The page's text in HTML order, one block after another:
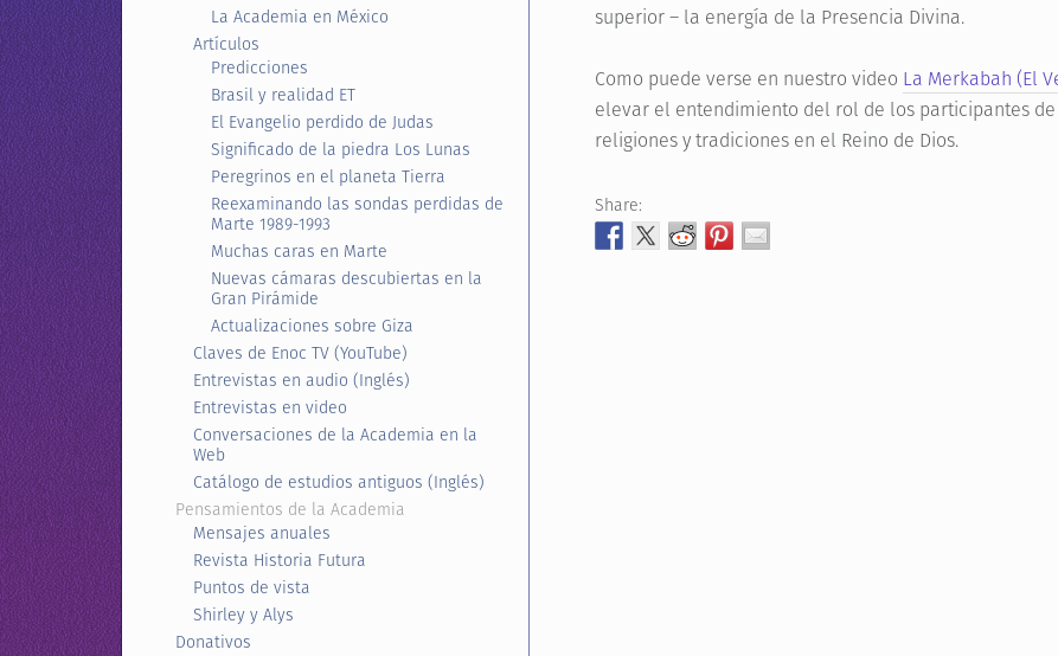
superior – la energía de la Presencia Divina.
Como puede verse en nuestro video La Merkabah (El
elevar el entendimiento del rol de los participantes
religiones y tradiciones en el Reino de Dios.
Share:
La Academia en México
Artículos
Predicciones
Brasil y realidad ET
El Evangelio perdido de Judas
Significado de la piedra Los Lunas
Peregrinos en el planeta Tierra
Reexaminando las sondas perdidas de
Marte 1989-1993
Muchas caras en Marte
Nuevas cámaras descubiertas en la
Gran Pirámide
Actualizaciones sobre Giza
Claves de Enoc TV (YouTube)
Entrevistas en audio (Inglés)
Entrevistas en video
Conversaciones de la Academia en la
Web
Catálogo de estudios antiguos (Inglés)
Pensamientos de la Academia
Mensajes anuales
Revista Historia Futura
Puntos de vista
Shirley y Alys
Donativos